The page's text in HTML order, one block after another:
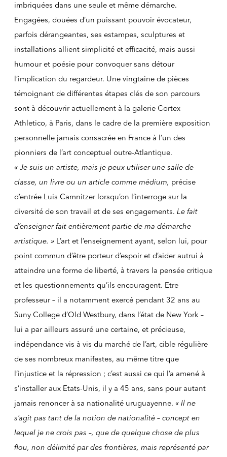
imbriquées dans une seule et même démarche.
Engagées, douées d’un puissant pouvoir évocateur,
parfois dérangeantes, ses estampes, sculptures et
installations allient simplicité et efficacité, mais aussi
humour et poésie pour convoquer sans détour
l’implication du regardeur. Une vingtaine de pièces
témoignant de différentes étapes clés de son parcours
sont à découvrir actuellement à la galerie Cortex
Athletico, à Paris, dans le cadre de la première exposition
personnelle jamais consacrée en France à l’un des
pionniers de l’art conceptuel outre-Atlantique.
« Je suis un artiste, mais je peux utiliser une salle de
classe, un livre ou un article comme médium, précise
d’entrée Luis Camnitzer lorsqu’on l’interroge sur la
diversité de son travail et de ses engagements. Le fait
d’enseigner fait entièrement partie de ma démarche
artistique. » L’art et l’enseignement ayant, selon lui, pour
point commun d’être porteur d’espoir et d’aider autrui à
atteindre une forme de liberté, à travers la pensée critique
et les questionnements qu’ils encouragent. Etre
professeur – il a notamment exercé pendant 32 ans au
Suny College d’Old Westbury, dans l’état de New York –
lui a par ailleurs assuré une certaine, et précieuse,
indépendance vis à vis du marché de l’art, cible régulière
de ses nombreux manifestes, au même titre que
l’injustice et la répression ; c’est aussi ce qui l’a amené à
s’installer aux Etats-Unis, il y a 45 ans, sans pour autant
jamais renoncer à sa nationalité uruguayenne. « Il ne
s’agit pas tant de la notion de nationalité – concept en
lequel je ne crois pas –, que de quelque chose de plus
flou, non délimité par des frontières, mais représenté par